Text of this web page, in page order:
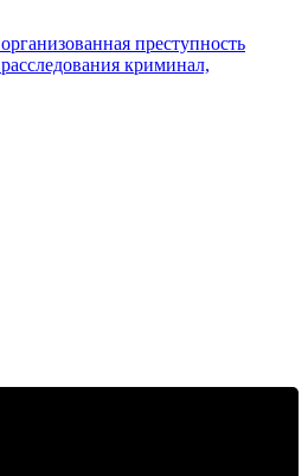
организованная преступность
расследования криминал,